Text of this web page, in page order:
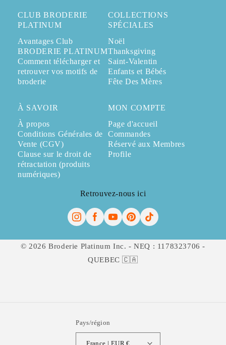
CLUB BRODERIE
PLATINUM
Avantages Club
BRODERIE PLATINUM
Comment télécharger et
retrouver vos motifs de
broderie
COLLECTIONS
SPÉCIALES
Noël
Thanksgiving
Saint-Valentin
Enfants et Bébés
Fête Des Mères
À SAVOIR
À propos
Conditions Générales de
Vente (CGV)
Clause sur le droit de
rétractation (produits
numériques)
MON COMPTE
Page d'accueil
Commandes
Réservé aux Membres
Profile
Retrouvez-nous ici
© 2026 Broderie Platinum Inc. - NEQ : 1178323706 -
QUEBEC 🇨🇦
Pays/région
France | EUR €